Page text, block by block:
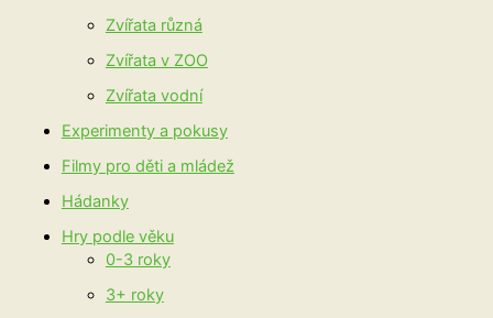
Zvířata různá
Zvířata v ZOO
Zvířata vodní
Experimenty a pokusy
Filmy pro děti a mládež
Hádanky
Hry podle věku
0-3 roky
3+ roky